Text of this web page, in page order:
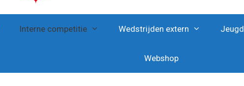
Interne competitie Wedstrijden extern Jeugd
Webshop